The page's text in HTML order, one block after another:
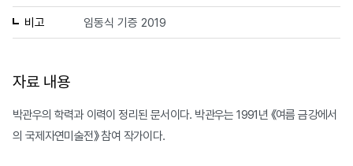
비고 임동식 기증 2019
자료 내용
박관우의 학력과 이력이 정리된 문서이다. 박관우는 1991년 《여름 금강에서
의 국제자연미술전》 참여 작가이다.